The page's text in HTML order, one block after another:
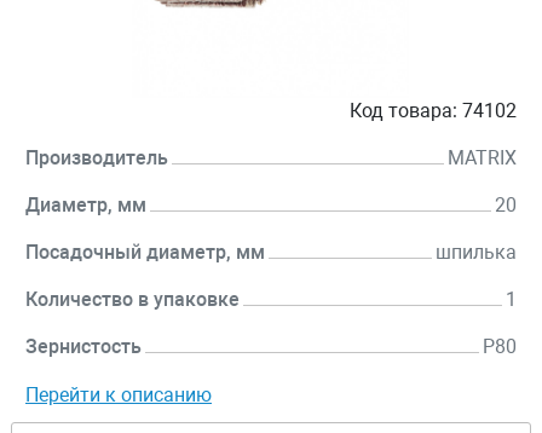
Код товара: 74102
Производитель MATRIX
Диаметр, мм 20
Посадочный диаметр, мм шпилька
Количество в упаковке 1
Зернистость P80
Перейти к описанию